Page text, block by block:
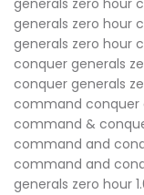
generals zero hour
generals zero hour
generals zero hour
conquer generals
conquer generals
command conquer
command &
command and
command and
generals zero hour